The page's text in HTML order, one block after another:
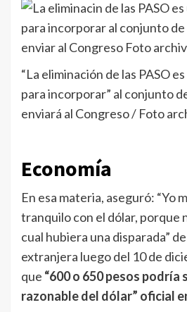
“La eliminación de las PASO
para incorporar” al conjunto
enviará al Congreso / Foto
Economía
En esa materia, aseguró: “Yo
tranquilo con el dólar, porque
cual hubiera una disparada”
extranjera luego del 10 de
que “600 o 650 pesos podría
razonable del dólar” oficial